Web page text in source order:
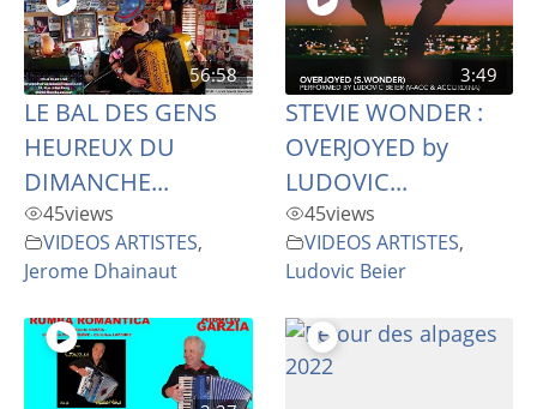
56:58
LE BAL DES GENS
HEUREUX DU
DIMANCHE...
45views
VIDEOS ARTISTES,
Jerome Dhainaut
3:49
STEVIE WONDER :
OVERJOYED by
LUDOVIC...
45views
VIDEOS ARTISTES,
Ludovic Beier